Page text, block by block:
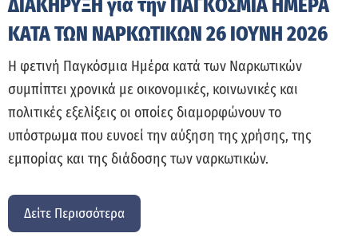
ΔΙΑΚΗΡΥΞΗ για την ΠΑΓΚΟΣΜΙΑ ΗΜΕΡΑ
ΚΑΤΑ ΤΩΝ ΝΑΡΚΩΤΙΚΩΝ 26 ΙΟΥΝΗ 2026
Η φετινή Παγκόσμια Ημέρα κατά των Ναρκωτικών
συμπίπτει χρονικά με οικονομικές, κοινωνικές και
πολιτικές εξελίξεις οι οποίες διαμορφώνουν το
υπόστρωμα που ευνοεί την αύξηση της χρήσης, της
εμπορίας και της διάδοσης των ναρκωτικών.
Δείτε Περισσότερα